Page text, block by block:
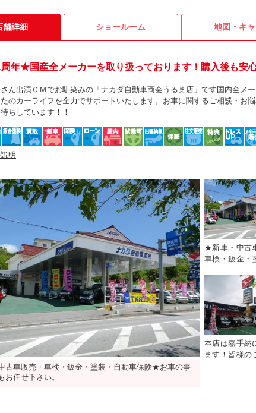
舗詳細 ショールーム 地図・ キ
年★国産全メーカーを取り扱っております！購入後も安
ん出演ＣＭでお馴染みの「ナカダ自動車商会うるま店」です国内全メ
のカーライフを全力でサポートいたします。お車に関するご相談・
ちしています！！
明
古車販売・車検・鈑金・塗装・自動車保険★お車の事
お任せ下さい。
★新車・中古
車検・鈑金・
ら何でもお
い。
本店は嘉手納
ます！皆様の